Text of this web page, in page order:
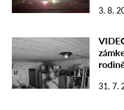
3. 8.
31. 7.